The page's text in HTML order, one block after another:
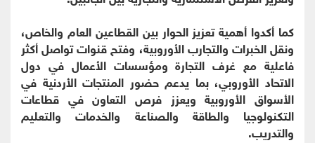
كما أكدوا أهمية تعزيز الحوار بين القطاعين العام والخاص،
ونقل الخبرات والتجارب الأوروبية، وفتح قنوات تواصل أكثر
فاعلية مع غرف التجارة ومؤسسات الأعمال في دول
الاتحاد الأوروبي، بما يدعم حضور المنتجات الأردنية في
الأسواق الأوروبية ويعزز فرص التعاون في قطاعات
التكنولوجيا والطاقة والصناعة والخدمات والتعليم
والتدريب.